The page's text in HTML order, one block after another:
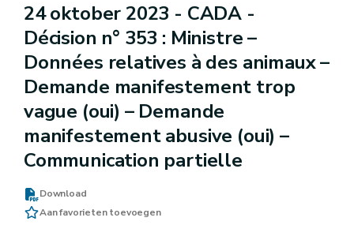
24 oktober 2023 - CADA -
Décision n° 353 : Ministre –
Données relatives à des animaux –
Demande manifestement trop
vague (oui) – Demande
manifestement abusive (oui) –
Communication partielle
Download
Aan favorieten toevoegen